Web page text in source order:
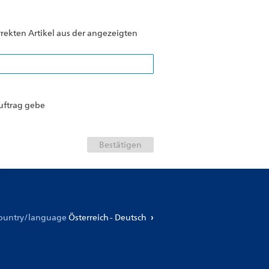
Artikel aus der angezeigten
gebe
languageÖsterreich - Deutsch